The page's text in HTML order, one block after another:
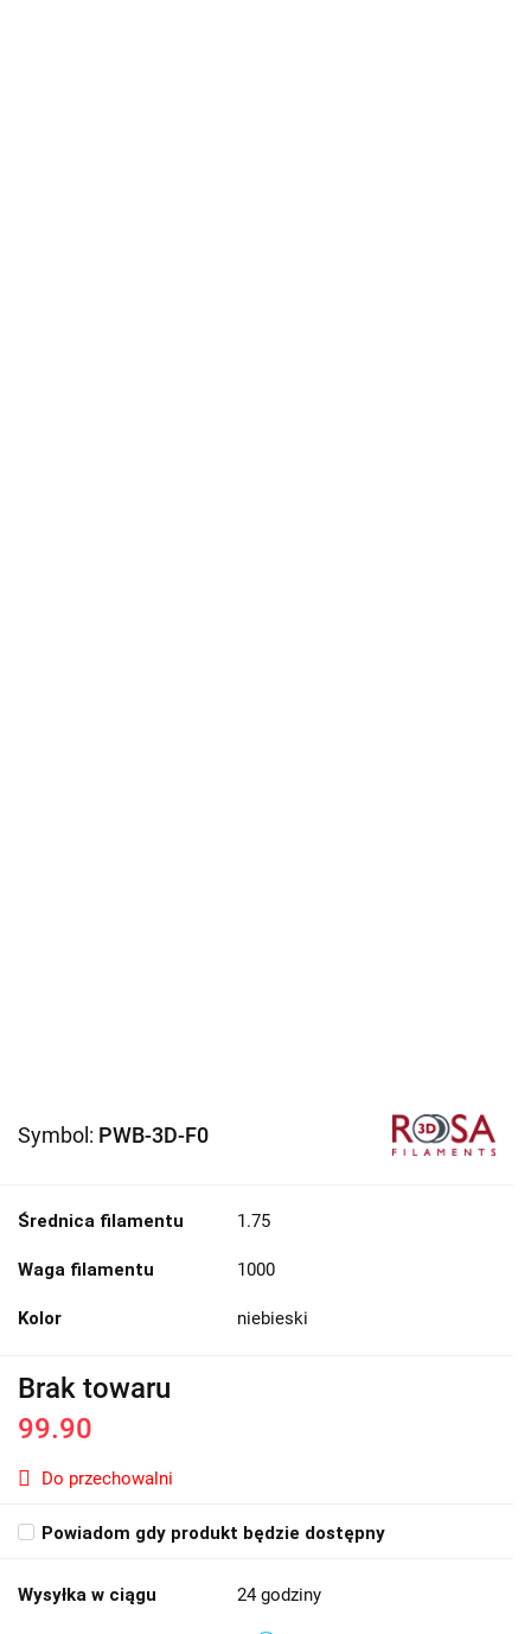
Symbol: PWB-3D-F0
Średnica filamentu 1.75
Waga filamentu 1000
Kolor niebieski
Brak towaru
99.90
Do przechowalni
Powiadom gdy produkt będzie dostępny
Wysyłka w ciągu 24 godziny